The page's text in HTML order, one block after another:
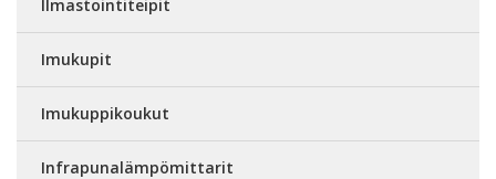
Ilmastointiteipit
Imukupit
Imukuppikoukut
Infrapunalämpömittarit